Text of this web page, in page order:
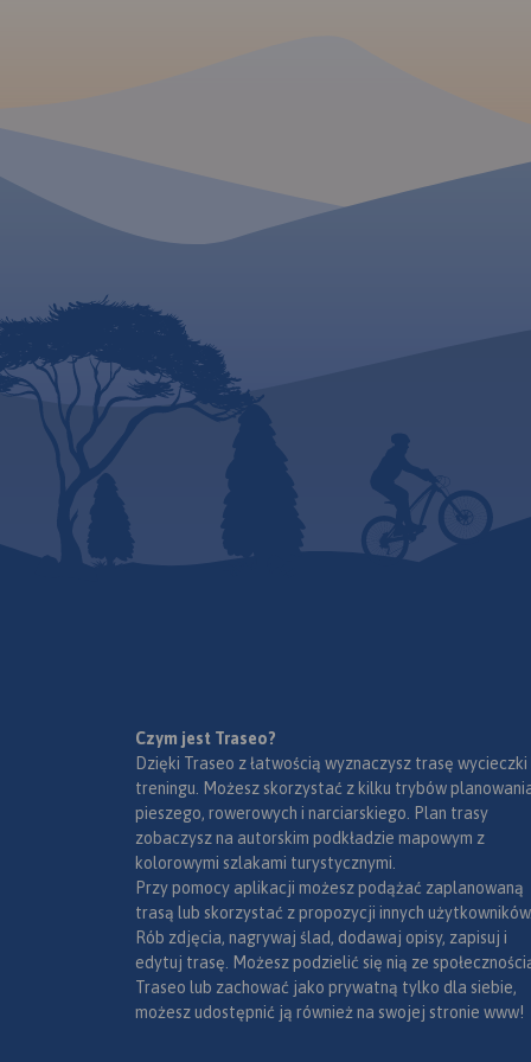
Mazury. Dedykowana jest
Przedstawiono na niej aktualną
najciekawszych atrakcji
regionu. Wśród nich znajdują
się: zamki, pałace, kościoły,
muzea, zabytki techniki,
obiekty militarne, cuda
przyrody, wyróżniające się
miejsca widokowe i
panoramy. Mapę offline można
zakupić w aplikacji Traseo na
urządzenia mobilne.
Rok
Czym jest Traseo?
Dzięki Traseo z łatwością wyznaczysz trasę wycieczki
treningu. Możesz skorzystać z kilku trybów
pieszego, rowerowych i narciarskiego. Plan trasy
zobaczysz na autorskim podkładzie mapowym z
kolorowymi szlakami turystycznymi.
Przy pomocy aplikacji możesz podążać zaplanowaną
trasą lub skorzystać z propozycji innych użytkowników.
Rób zdjęcia, nagrywaj ślad, dodawaj opisy, zapisuj i
edytuj trasę. Możesz podzielić się nią ze
Traseo lub zachować jako prywatną tylko dla siebie,
możesz udostępnić ją również na swojej stronie www!